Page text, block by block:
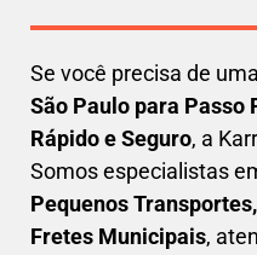
Se você precisa de uma
São Paulo para Passo
Rápido e Seguro, a
Somos especialistas
Pequenos
Fretes Municipais,